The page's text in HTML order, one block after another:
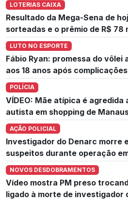
LOTERIAS CAIXA
Resultado da Mega-Sena de
sorteadas e o prêmio de R$ 78
LUTO NO ESPORTE
Fábio Ryan: promessa do vôlei
aos 18 anos após
POLÍCIA
VÍDEO: Mãe atípica é agredida
autista em shopping de
AÇÃO POLICIAL
Investigador do Denarc morre
suspeitos durante operação
NOVOS DESDOBRAMENTOS
Vídeo mostra PM preso
ligado à morte de investigador